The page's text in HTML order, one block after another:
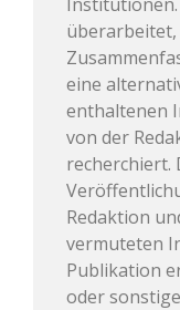
überarbeitet,
eine
enthaltenen
von der
recherchiert.
Redaktion
vermuteten
Publikation
oder